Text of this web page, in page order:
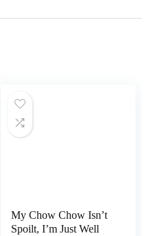
My Chow Chow Isn’t
Spoilt, I’m Just Well